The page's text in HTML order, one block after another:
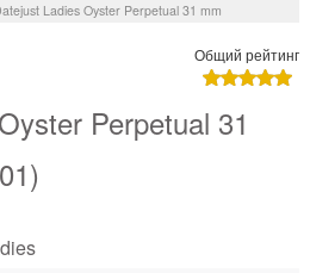
Ladies Oyster Perpetual 31 mm
Общий рейтинг
Perpetual 31